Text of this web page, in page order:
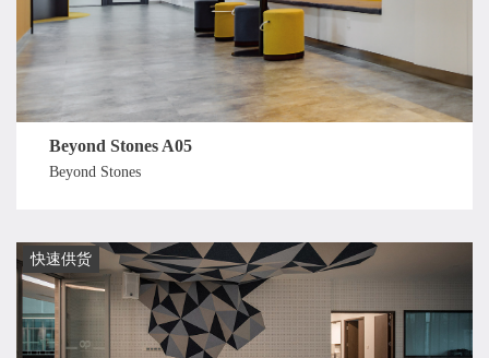
Beyond Stones A05
Beyond Stones
快速供货